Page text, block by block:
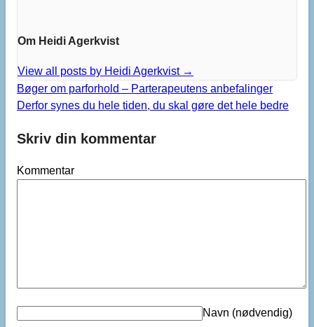
Om Heidi Agerkvist
View all posts by Heidi Agerkvist →
Bøger om parforhold – Parterapeutens anbefalinger
Derfor synes du hele tiden, du skal gøre det hele bedre
Skriv din kommentar
Kommentar
Navn (nødvendig)